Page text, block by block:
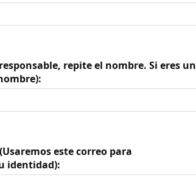
repite el nombre. Si eres un
este correo para
identidad):